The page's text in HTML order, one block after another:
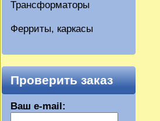
Трансформаторы
Ферриты, каркасы
Проверить заказ
Ваш e-mail: